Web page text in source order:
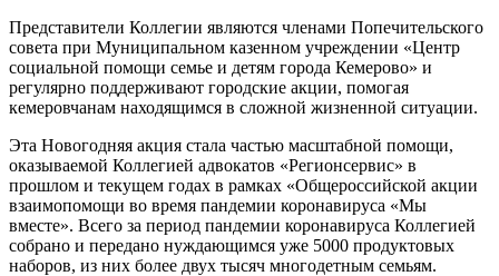
Представители Коллегии являются членами Попечительского
совета при Муниципальном казенном учреждении «Центр
социальной помощи семье и детям города Кемерово» и
регулярно поддерживают городские акции, помогая
кемеровчанам находящимся в сложной жизненной ситуации.
Эта Новогодняя акция стала частью масштабной помощи,
оказываемой Коллегией адвокатов «Регионсервис» в
прошлом и текущем годах в рамках «Общероссийской акции
взаимопомощи во время пандемии коронавируса «Мы
вместе». Всего за период пандемии коронавируса Коллегией
собрано и передано нуждающимся уже 5000 продуктовых
наборов, из них более двух тысяч многодетным семьям.